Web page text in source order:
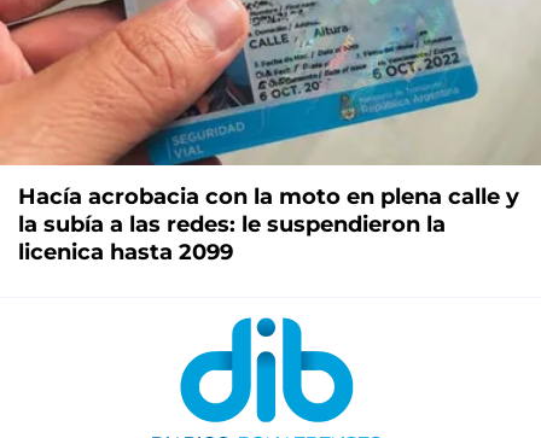
Hacía acrobacia con la moto en plena calle y
la subía a las redes: le suspendieron la
licenica hasta 2099